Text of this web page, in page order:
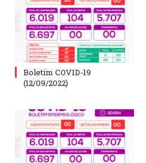
Boletim COVID-19
(12/09/2022)